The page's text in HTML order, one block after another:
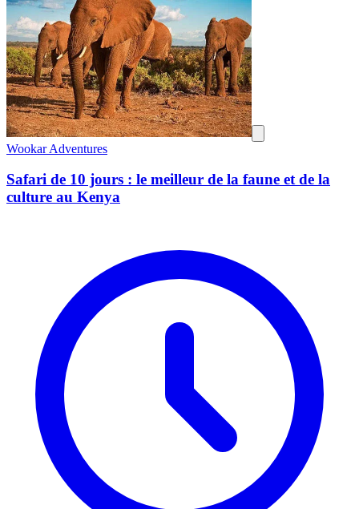
Wookar Adventures
Safari de 10 jours : le meilleur de la faune et de la
culture au Kenya